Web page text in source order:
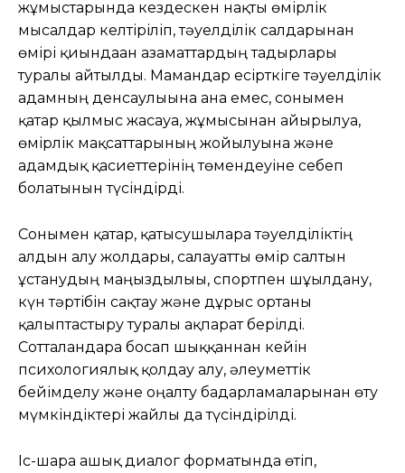
жұмыстарында кездескен нақты өмірлік
мысалдар келтіріліп, тәуелділік салдарынан
өмірі қиындаған азаматтардың тағдырлары
туралы айтылды. Мамандар есірткіге тәуелділік
адамның денсаулығына ғана емес, сонымен
қатар қылмыс жасауға, жұмысынан айырылуға,
өмірлік мақсаттарының жойылуына және
адамдық қасиеттерінің төмендеуіне себеп
болатынын түсіндірді.
Сонымен қатар, қатысушыларға тәуелділіктің
алдын алу жолдары, салауатты өмір салтын
ұстанудың маңыздылығы, спортпен шұғылдану,
күн тәртібін сақтау және дұрыс ортаны
қалыптастыру туралы ақпарат берілді.
Сотталғандарға босап шыққаннан кейін
психологиялық қолдау алу, әлеуметтік
бейімделу және оңалту бағдарламаларынан өту
мүмкіндіктері жайлы да түсіндірілді.
Іс-шара ашық диалог форматында өтіп,